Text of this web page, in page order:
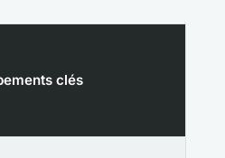
clés